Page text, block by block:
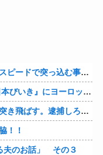
【動画】走り屋が先行のスクーターに猛スピードで突っ込む事故。
欧州「日本だけ反則だろ…」 世界の『日本びいき』にヨーロッパ全土から不満の声
【動画】名古屋栄で不良外人が警察官を突き飛ばす。逮捕しろやｗｗｗ
！！
夫のお話」 その３